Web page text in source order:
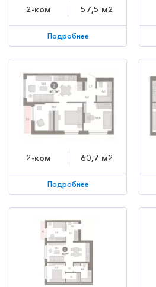
2-ком 57,5 м2
Подробнее
2-ком 60,7 м2
Подробнее